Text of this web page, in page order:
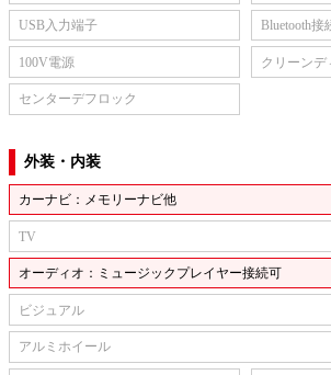
USB入力端子 Bluetooth接
100V電源 クリーンデ
センターデフロック
外装・内装
カーナビ：メモリーナビ他
TV
オーディオ：ミュージックプレイヤー接続可
ビジュアル
アルミホイール